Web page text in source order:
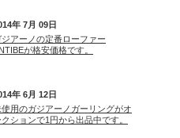
年 7月 09日
ジアーノの定番ローファー
が格安価格です。
年 6月 12日
使用のガジアーノガーリングがオ
クションで1円から出品中です。